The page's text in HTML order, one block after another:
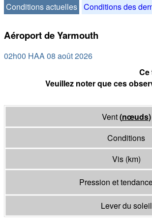
Conditions actuelles Conditions des
Aéroport de Yarmouth
02h00 HAA 08 août 2026
Ce
Veuillez noter que ces
Vent(nœuds)
Conditions
Vis (km)
Pression et
Lever du soleil